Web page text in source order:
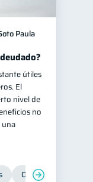
Paula
útiles
El
nivel de
no
Organización